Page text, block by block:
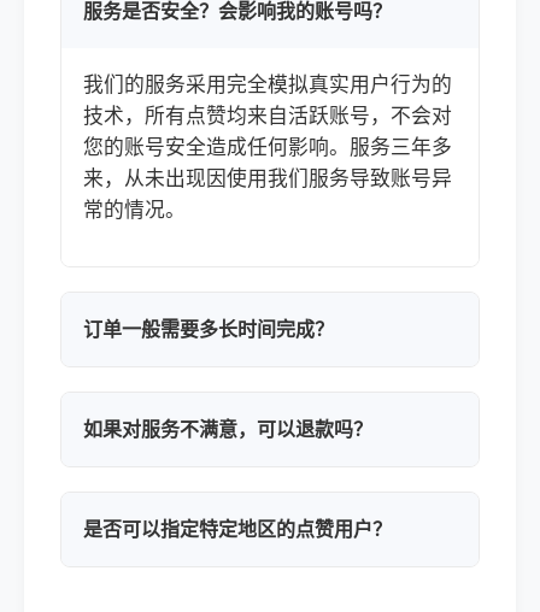
服务是否安全？会影响我的账号吗？
我们的服务采用完全模拟真实用户行为的
技术，所有点赞均来自活跃账号，不会对
您的账号安全造成任何影响。服务三年多
来，从未出现因使用我们服务导致账号异
常的情况。
订单一般需要多长时间完成？
如果对服务不满意，可以退款吗？
是否可以指定特定地区的点赞用户？